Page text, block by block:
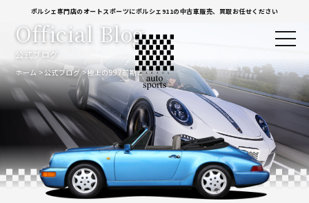
ポルシェ専門店のオートスポーツにポルシェ911の中古車販売、買取お任せください
公式ブログ
Official Blog
ホーム 公式ブログ 極上の997前期と…